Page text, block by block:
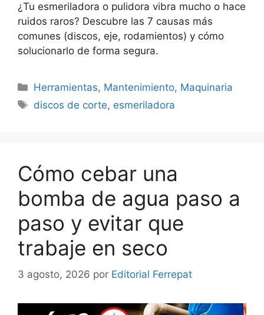
¿Tu esmeriladora o pulidora vibra mucho o hace
ruidos raros? Descubre las 7 causas más
comunes (discos, eje, rodamientos) y cómo
solucionarlo de forma segura.
Categorías
Herramientas, Mantenimiento, Maquinaria
Etiquetas
discos de corte, esmeriladora
Cómo cebar una
bomba de agua paso a
paso y evitar que
trabaje en seco
3 agosto, 2026 por Editorial Ferrepat